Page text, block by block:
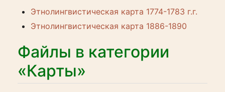
Этнолингвистическая карта 1774-1783 г.г.
Этнолингвистическая карта 1886-1890
Файлы в категории
«Карты»